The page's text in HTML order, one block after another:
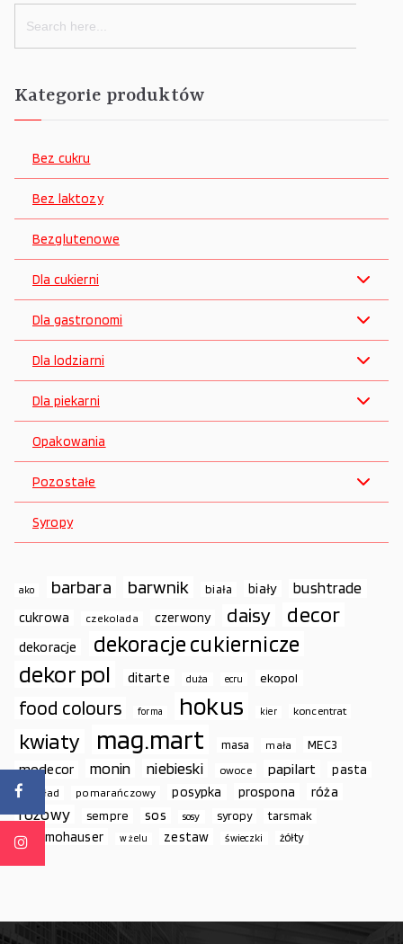
Search
for:
Kategorie produktów
Bez cukru
Bez laktozy
Bezglutenowe
Dla cukierni
Dla gastronomi
Dla lodziarni
Dla piekarni
Opakowania
Pozostałe
Syropy
ako barbara barwnik biała biały bushtrade
cukrowa czekolada czerwony daisy decor
dekoracje dekoracje cukiernicze
dekor pol ditarte duża ecru ekopol
food colours forma hokus kier koncentrat
kwiaty mag.mart masa mała MEC3
modecor monin niebieski owoce papilart pasta
podkład pomarańczowy posypka prospona róża
różowy sempre sos sosy syropy tarsmak
thermohauser w żelu zestaw świeczki żółty